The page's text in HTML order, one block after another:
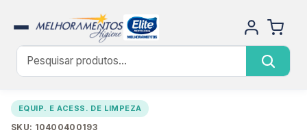
EQUIP. E ACESS. DE LIMPEZA
SKU: 10400400193